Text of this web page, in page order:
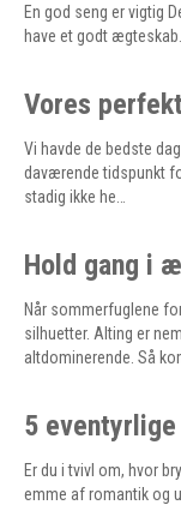
En god seng er vigtig
have et godt
Vores
Vi havde de bedste
daværende tidspunkt
stadig ikke he…
Hold gang i
Når sommerfuglene
silhuetter. Alting er
altdominerende. Så
5
Er du i tvivl om, hvor
emme af romantik og